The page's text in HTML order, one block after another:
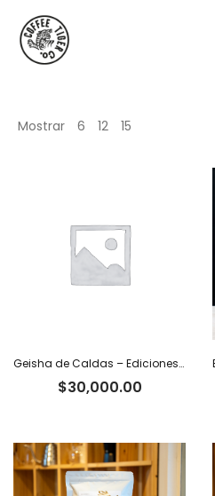
Mostrar 6 12 15
Geisha de Caldas – Ediciones Limitadas Tiger
$30,000.00